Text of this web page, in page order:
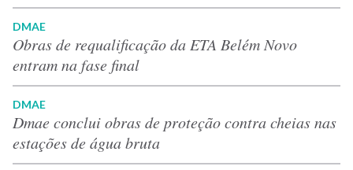
DMAE
Obras de requalificação da ETA Belém Novo
entram na fase final
DMAE
Dmae conclui obras de proteção contra cheias nas
estações de água bruta